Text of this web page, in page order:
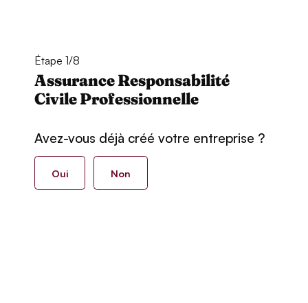
Étape 1/8
Assurance Responsabilité
Civile Professionnelle
Avez-vous déjà créé votre entreprise ?
Oui Non